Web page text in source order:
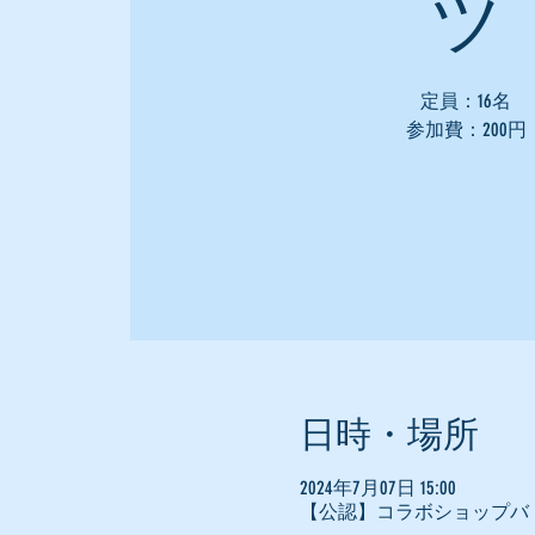
ツ
定員：16名
参加費：200円
日時・場所
2024年7月07日 15:00
【公認】コラボショップバ